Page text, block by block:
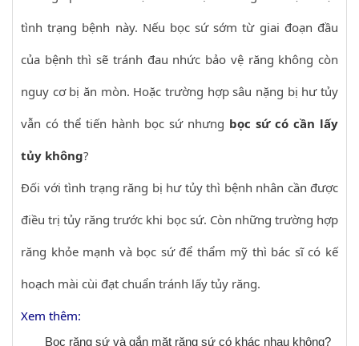
tình trạng bệnh này. Nếu bọc sứ sớm từ giai đoạn đầu
của bệnh thì sẽ tránh đau nhức bảo vệ răng không còn
nguy cơ bị ăn mòn. Hoặc trường hợp sâu nặng bị hư tủy
vẫn có thể tiến hành bọc sứ nhưng bọc sứ có cần lấy
tủy không?
Đối với tình trạng răng bị hư tủy thì bệnh nhân cần được
điều trị tủy răng trước khi bọc sứ. Còn những trường hợp
răng khỏe mạnh và bọc sứ để thẩm mỹ thì bác sĩ có kế
hoạch mài cùi đạt chuẩn tránh lấy tủy răng.
Xem thêm:
Bọc răng sứ và gắn mặt răng sứ có khác nhau không?